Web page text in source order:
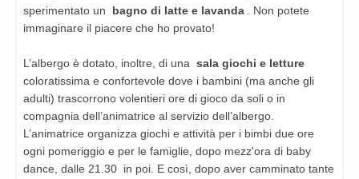
sperimentato un
bagno di latte e lavanda
. Non potete
immaginare il piacere che ho provato!
L’albergo è dotato, inoltre, di una sala giochi e letture
coloratissima e confortevole dove i bambini (ma anche gli
adulti) trascorrono volentieri ore di gioco da soli o in
compagnia dell’animatrice al servizio dell’albergo.
L’animatrice organizza giochi e attività per i bimbi due ore
ogni pomeriggio e per le famiglie, dopo mezz'ora di baby
dance, dalle 21.30 in poi. E così, dopo aver camminato tante